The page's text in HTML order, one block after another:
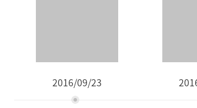
2016/09/23